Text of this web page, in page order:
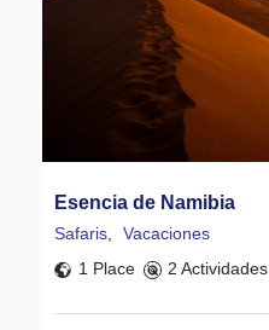
Esencia de Namibia
Safaris,
Vacaciones
1 Place
2 Actividades